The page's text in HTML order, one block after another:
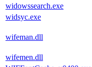
widowssearch.exe
widsyc.exe
wifeman.dll
wifemen.dll